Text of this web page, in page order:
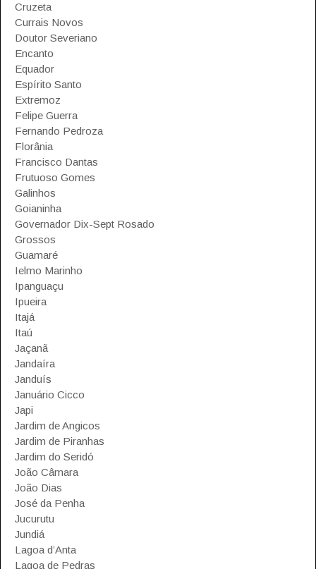
Cruzeta
Currais Novos
Doutor Severiano
Encanto
Equador
Espírito Santo
Extremoz
Felipe Guerra
Fernando Pedroza
Florânia
Francisco Dantas
Frutuoso Gomes
Galinhos
Goianinha
Governador Dix-Sept Rosado
Grossos
Guamaré
Ielmo Marinho
Ipanguaçu
Ipueira
Itajá
Itaú
Jaçanã
Jandaíra
Janduís
Januário Cicco
Japi
Jardim de Angicos
Jardim de Piranhas
Jardim do Seridó
João Câmara
João Dias
José da Penha
Jucurutu
Jundiá
Lagoa d’Anta
Lagoa de Pedras